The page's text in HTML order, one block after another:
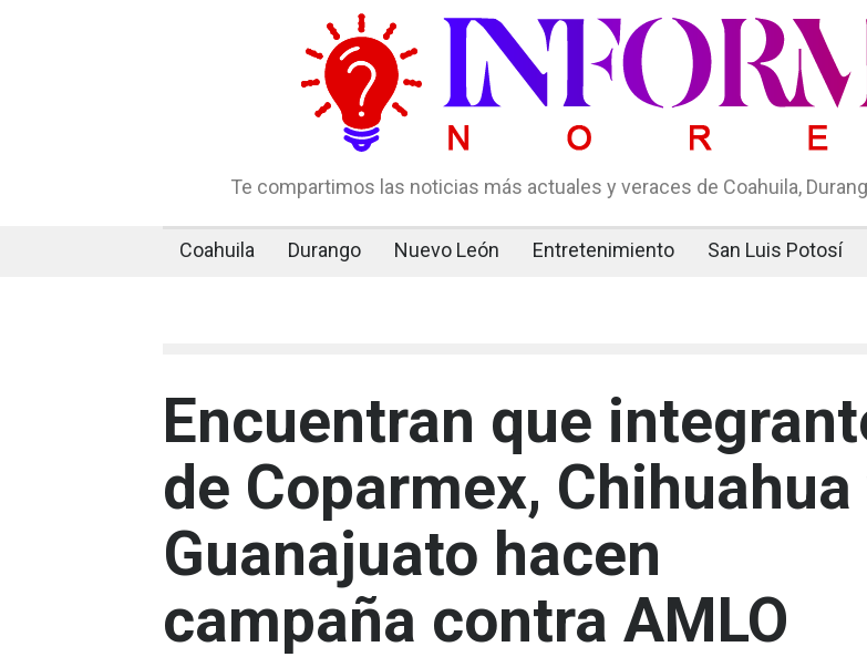
Te compartimos las noticias más actuales y veraces de Coahuila,
Coahuila Durango Nuevo León Entretenimiento San Luis Potosí
Encuentran que
de Coparmex, Chihuahua
Guanajuato hacen
campaña contra AMLO